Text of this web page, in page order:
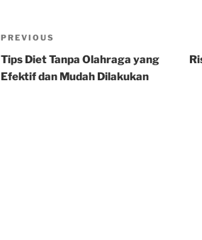
Post
navigation
Previous
Post
PREVIOUS
Tips Diet Tanpa Olahraga yang
Efektif dan Mudah Dilakukan